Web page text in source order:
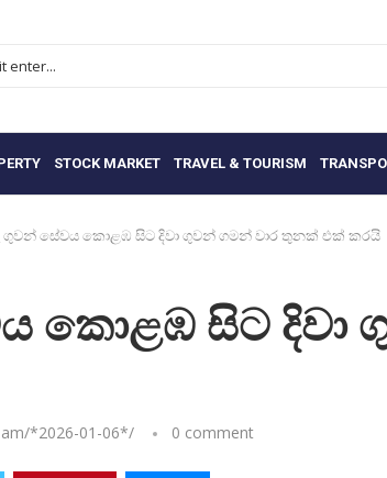
STOCK MARKET TRAVEL & TOURISM
ගුවන් සේවය කොළඹ සිට දිවා ගුවන් ගමන් වාර තුනක් එක් කරයි
කොළඹ සිට දිවා
am/*2026-01-06*/ 0 comment